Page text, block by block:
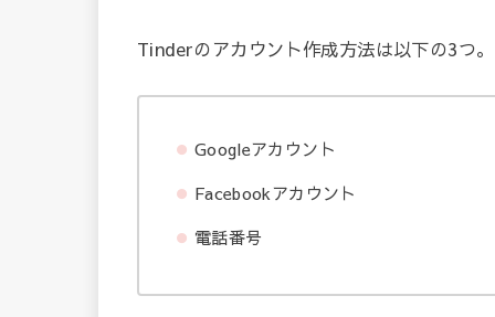
Tinderのアカウント作成方法は以下の3つ。
Googleアカウント
Facebookアカウント
電話番号